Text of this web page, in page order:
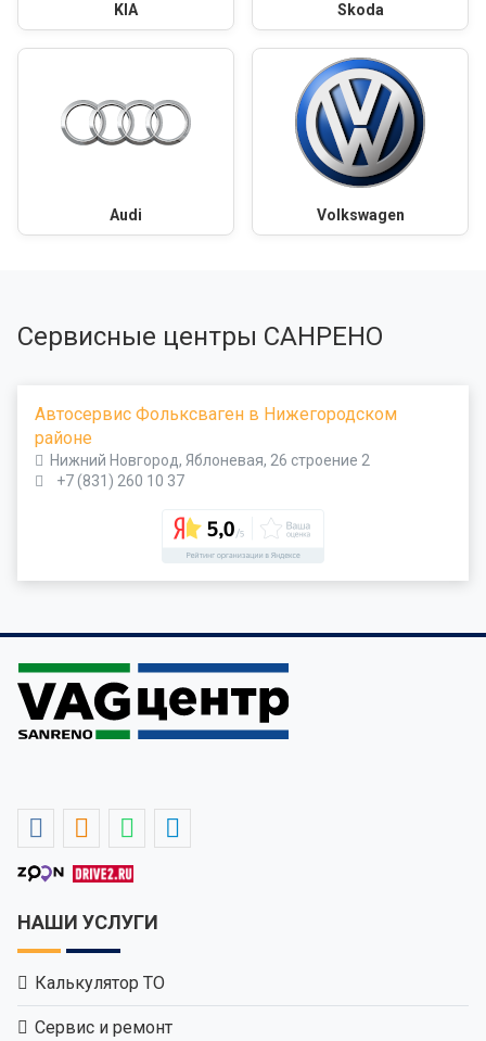
KIA Skoda
Audi Volkswagen
Сервисные центры САНРЕНО
Автосервис Фольксваген в Нижегородском
районе
Нижний Новгород, Яблоневая, 26 строение 2
+7 (831) 260 10 37
НАШИ УСЛУГИ
Калькулятор ТО
Сервис и ремонт